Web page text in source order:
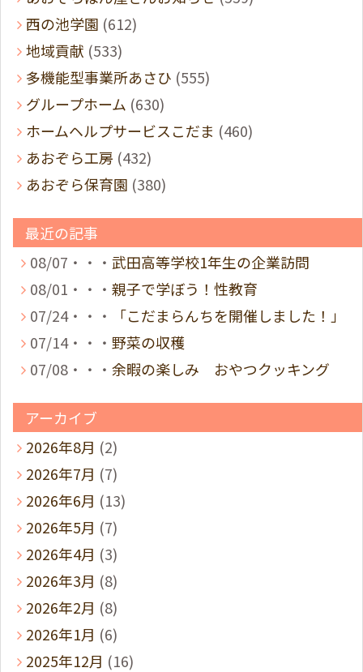
西の池学園 (612)
地域貢献 (533)
多機能型事業所あさひ (555)
グループホーム (630)
ホームヘルプサービスこだま (460)
あおぞら工房 (432)
あおぞら保育園 (380)
最近の記事
08/07・・・ 武田高等学校1年生の企業訪問
08/01・・・ 親子で学ぼう！性教育
07/24・・・
「こだまらんちを開催しました！」
07/14・・・ 野菜の収穫
07/08・・・ 余暇の楽しみ おやつクッキング
アーカイブ
2026年8月 (2)
2026年7月 (7)
2026年6月 (13)
2026年5月 (7)
2026年4月 (3)
2026年3月 (8)
2026年2月 (8)
2026年1月 (6)
2025年12月 (16)